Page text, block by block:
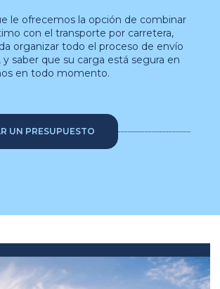
le ofrecemos la opción de combinar
con el transporte por carretera,
organizar todo el proceso de envío
saber que su carga está segura en
en todo momento.
UN PRESUPUESTO